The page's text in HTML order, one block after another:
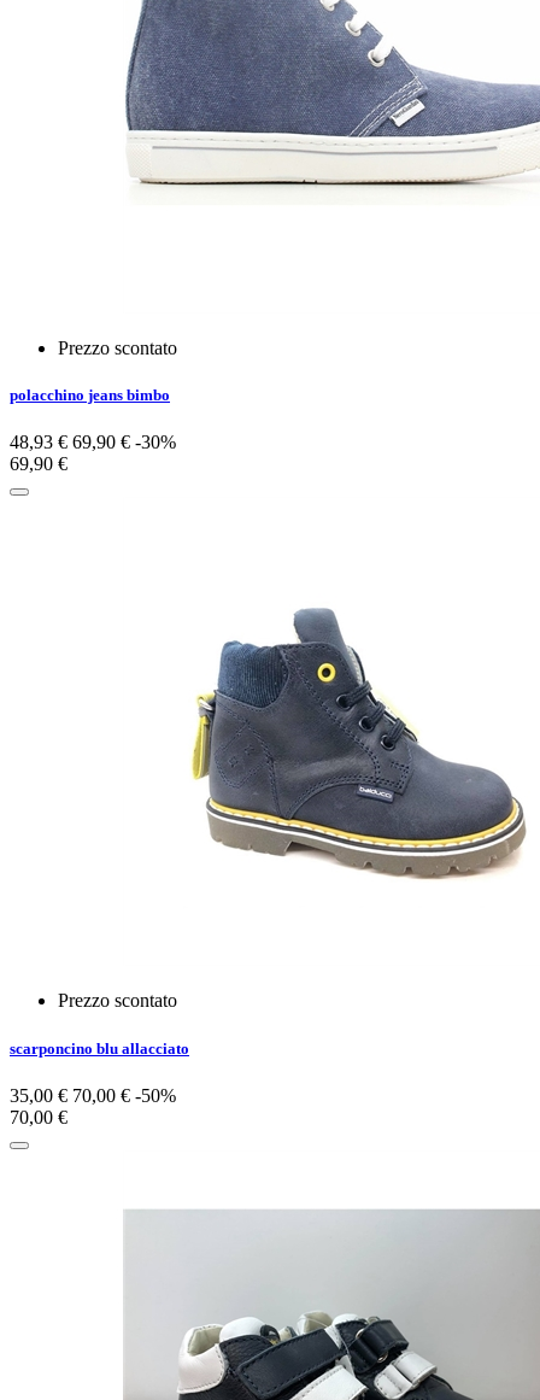
Prezzo scontato
polacchino jeans bimbo
48,93 € 69,90 € -30%
69,90 €
Prezzo scontato
scarponcino blu allacciato
35,00 € 70,00 € -50%
70,00 €